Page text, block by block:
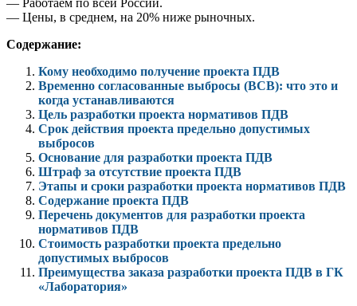
— Работаем по всей России.
— Цены, в среднем, на 20% ниже рыночных.
Содержание:
Кому необходимо получение проекта ПДВ
Временно согласованные выбросы (ВСВ): что это и
когда устанавливаются
Цель разработки проекта нормативов ПДВ
Срок действия проекта предельно допустимых
выбросов
Основание для разработки проекта ПДВ
Штраф за отсутствие проекта ПДВ
Этапы и сроки разработки проекта нормативов ПДВ
Содержание проекта ПДВ
Перечень документов для разработки проекта
нормативов ПДВ
Стоимость разработки проекта предельно
допустимых выбросов
Преимущества заказа разработки проекта ПДВ в ГК
«Лаборатория»